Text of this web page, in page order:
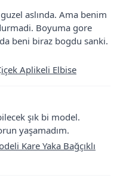
aslında. Ama benim
Boyuma gore
beni biraz bogdu sanki.
Aplikeli Elbise
şık bi model.
yaşamadım.
Kare Yaka Bağçıklı